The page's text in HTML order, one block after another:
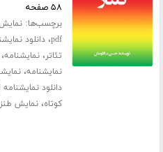
۵۸ صفحه
برچسب‌ها:
pdf،دانلود
تئاتر،نمایشنامه
نمایشنامه،
دانلود نمایشنامه
کوتاه،نمایش طنز